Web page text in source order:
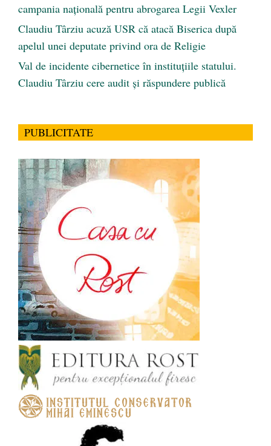
campania națională pentru abrogarea Legii Vexler
Claudiu Târziu acuză USR că atacă Biserica după
apelul unei deputate privind ora de Religie
Val de incidente cibernetice în instituțiile statului.
Claudiu Târziu cere audit și răspundere publică
PUBLICITATE